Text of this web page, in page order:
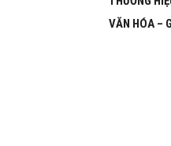
VĂN HÓA –